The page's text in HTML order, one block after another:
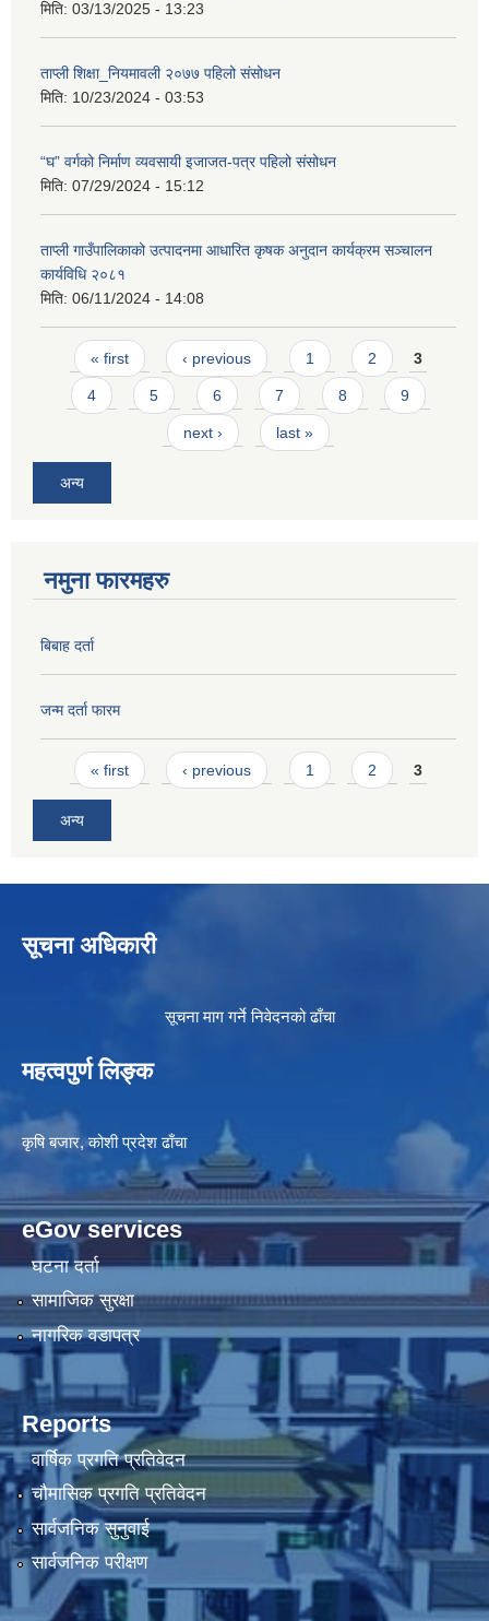
मिति: 03/13/2025 - 13:23
ताप्ली शिक्षा‌_नियमावली २०७७ पहिलो संसोधन
मिति: 10/23/2024 - 03:53
“घ” वर्गको निर्माण व्यवसायी इजाजत-पत्र पहिलो संसोधन
मिति: 07/29/2024 - 15:12
ताप्ली गाउँपालिकाको उत्पादनमा आधारित कृषक अनुदान कार्यक्रम सञ्चालन
कार्यविधि २०८१
मिति: 06/11/2024 - 14:08
Pages
« first ‹ previous 1 2 3
4 5 6 7 8 9
next › last »
अन्य
नमुना फारमहरु
बिबाह दर्ता
जन्म दर्ता फारम
Pages
« first ‹ previous 1 2 3
अन्य
सूचना अधिकारी
सूचना माग गर्ने निवेदनको ढाँचा
महत्वपुर्ण लिङ्क
कृषि बजार, कोशी प्रदेश ढाँचा
eGov services
घटना दर्ता
सामाजिक सुरक्षा
नागरिक वडापत्र
Reports
वार्षिक प्रगति प्रतिवेदन
चौमासिक प्रगति प्रतिवेदन
सार्वजनिक सुनुवाई
सार्वजनिक परीक्षण